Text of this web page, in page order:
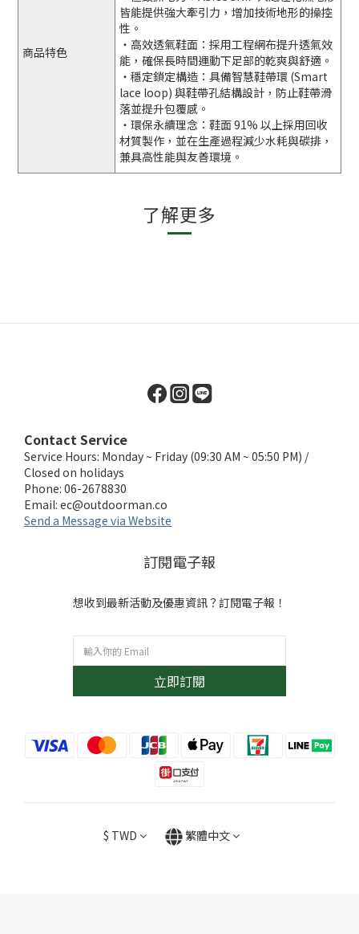
商品特色
皆能提供強大牽引力，增加技術地形的操控
性。
・高效透氣鞋面：採用工程網布提升透氣效
能，確保長時間運動下足部的乾爽與舒適。
・穩定鎖定構造：具備智慧鞋帶環 (Smart
lace loop) 與鞋帶孔結構設計，防止鞋帶滑
落並提升包覆感。
・環保永續理念：鞋面 91% 以上採用回收
材質製作，並在生產過程減少水耗與碳排，
兼具高性能與友善環境。
了解更多
Contact Service
Service Hours: Monday ~ Friday (09:30 AM ~ 05:50 PM) /
Closed on holidays
Phone: 06-2678830
Email: ec@outdoorman.co
Send a Message via Website
訂閱電子報
想收到最新活動及優惠資訊？訂閱電子報！
立即訂閱
$ TWD 繁體中文